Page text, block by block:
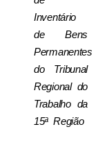
Inventário
de Bens
Permanentes
do Tribunal
Regional do
Trabalho da
15ª Região